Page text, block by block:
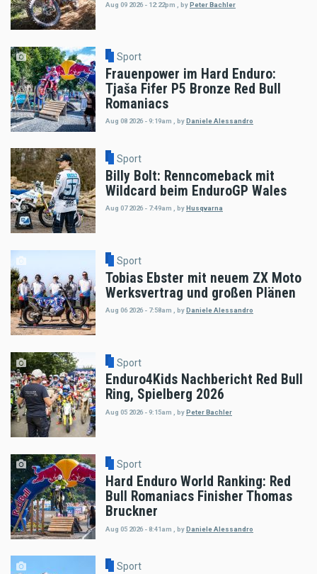
Aug 09 2026 - 12:22pm byPeter Bachler
Sport
Frauenpower im Hard Enduro:
Tjaša Fifer P5 Bronze Red Bull
Romaniacs
Aug 08 2026 - 9:19am , by Daniele Alessandro
Sport
Billy Bolt: Renncomeback mit
Wildcard beim EnduroGP Wales
Aug 07 2026 - 7:49am byHusqvarna
Sport
Tobias Ebster mit neuem ZX Moto
Werksvertrag und großen Plänen
Aug 06 2026 - 7:58am byDaniele Alessandro
Sport
Enduro4Kids Nachbericht Red Bull
Ring, Spielberg 2026
Aug 05 2026 - 9:15am byPeter Bachler
Sport
Hard Enduro World Ranking: Red
Bull Romaniacs Finisher Thomas
Bruckner
Aug 05 2026 - 8:41am byDaniele Alessandro
Sport